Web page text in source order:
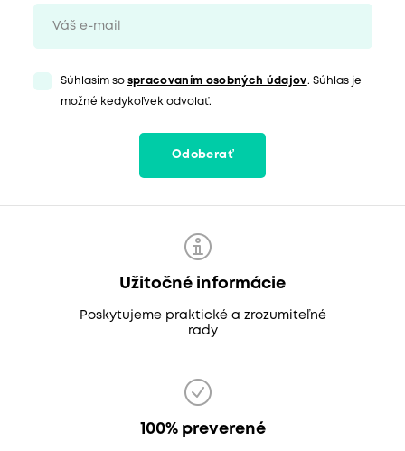
Súhlasím so spracovaním osobných údajov. Súhlas je
možné kedykoľvek odvolať.
Odoberať
Užitočné informácie
Poskytujeme praktické a zrozumiteľné
rady
100% preverené